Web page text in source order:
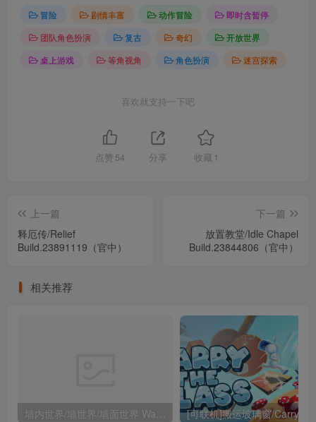
冒险 剧情丰富 动作冒险
即时含暂停
团队角色扮演
复古 奇幻
开放世界
桌上游戏
等角视角 角色扮演 迷宫探索
喜欢就支持一下吧
点赞 54 分享 收藏 1
上一篇
释厄传/Relief
Build.23891119（官中）
下一篇
放置教堂/Idle Chapel
Build.23844806（官中）
相关推荐
墙内世界/墙世界/墙面世界 Wall World v1.2.4.512（官中）